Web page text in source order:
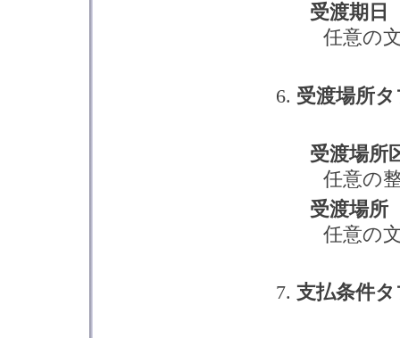
受渡期日
任意の
受渡場所
受渡場所
任意の
受渡場所
任意の
支払条件